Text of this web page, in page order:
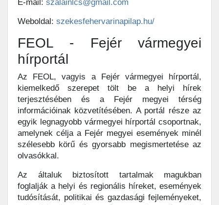
E-mail: szalainlcs@gmail.com
Weboldal: szekesfehervarinapilap.hu/
FEOL - Fejér vármegyei
hírportál
Az FEOL, vagyis a Fejér vármegyei hírportál,
kiemelkedő szerepet tölt be a helyi hírek
terjesztésében és a Fejér megyei térség
információinak közvetítésében. A portál része az
egyik legnagyobb vármegyei hírportál csoportnak,
amelynek célja a Fejér megyei események minél
szélesebb körű és gyorsabb megismertetése az
olvasókkal.
Az általuk biztosított tartalmak magukban
foglalják a helyi és regionális híreket, események
tudósítását, politikai és gazdasági fejleményeket,